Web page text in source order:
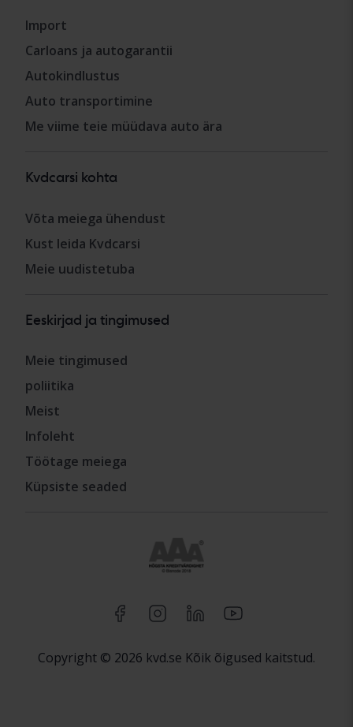
Import
Carloans ja autogarantii
Autokindlustus
Auto transportimine
Me viime teie müüdava auto ära
Kvdcarsi kohta
Võta meiega ühendust
Kust leida Kvdcarsi
Meie uudistetuba
Eeskirjad ja tingimused
Meie tingimused
poliitika
Meist
Infoleht
Töötage meiega
Küpsiste seaded
Copyright © 2026 kvd.se Kõik õigused kaitstud.